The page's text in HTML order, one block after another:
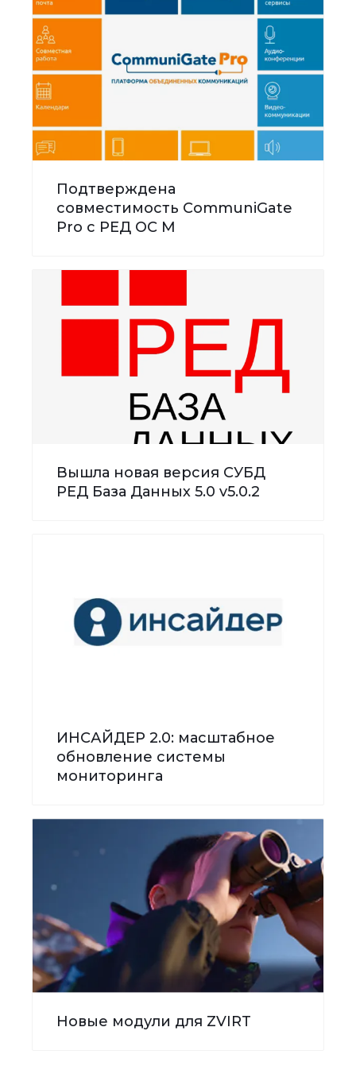
Подтверждена
совместимость CommuniGate
Pro с РЕД ОС М
Вышла новая версия СУБД
РЕД База Данных 5.0 v5.0.2
ИНСАЙДЕР 2.0: масштабное
обновление системы
мониторинга
Новые модули для ZVIRT